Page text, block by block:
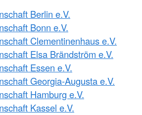
Berlin e.V.
Bonn e.V.
Clementinenhaus e.V.
Elsa Brändström e.V.
Essen e.V.
Georgia-Augusta e.V.
Hamburg e.V.
Kassel e.V.